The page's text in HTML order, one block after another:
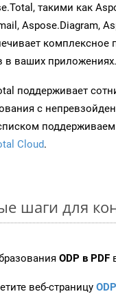
такими как
Aspose.Diagram,
в ваших приложениях.
поддерживает
с
Cloud.
шаги для
ODP в PDF
веб-страницу